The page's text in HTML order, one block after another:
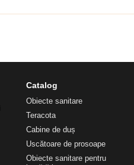
Catalog
Obiecte sanitare
Teracota
Cabine de duș
Uscătoare de prosoape
Obiecte sanitare pentru